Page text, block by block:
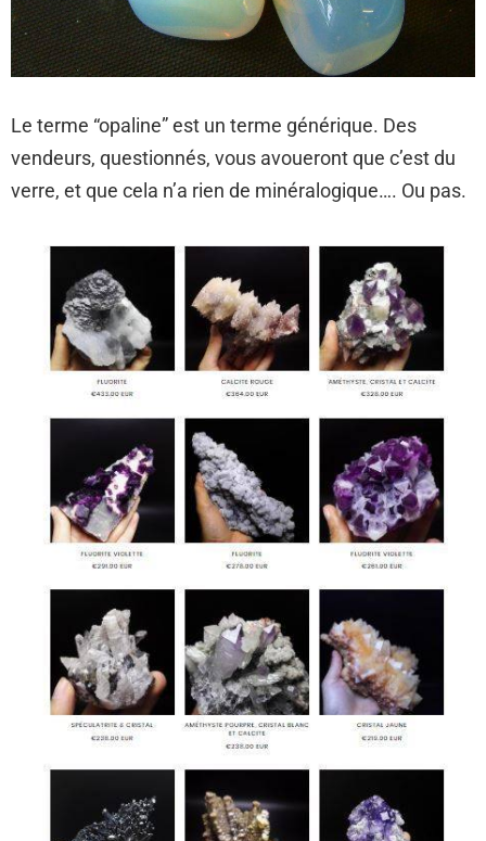
Le terme “opaline” est un terme générique. Des
vendeurs, questionnés, vous avoueront que c’est du
verre, et que cela n’a rien de minéralogique…. Ou pas.